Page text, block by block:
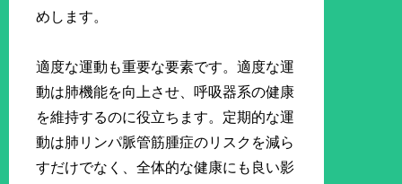
めします。
適度な運動も重要な要素です。適度な運
動は肺機能を向上させ、呼吸器系の健康
を維持するのに役立ちます。定期的な運
動は肺リンパ脈管筋腫症のリスクを減ら
すだけでなく、全体的な健康にも良い影